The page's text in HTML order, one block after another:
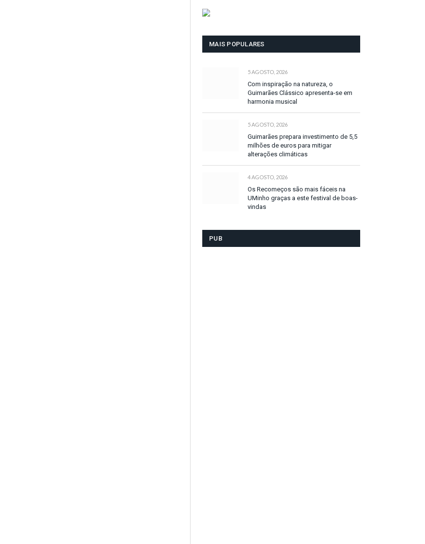
MAIS POPULARES
5 AGOSTO, 2026
Com inspiração na natureza, o
Guimarães Clássico apresenta-se em
harmonia musical
5 AGOSTO, 2026
Guimarães prepara investimento de 5,5
milhões de euros para mitigar
alterações climáticas
4 AGOSTO, 2026
Os Recomeços são mais fáceis na
UMinho graças a este festival de boas-
vindas
PUB